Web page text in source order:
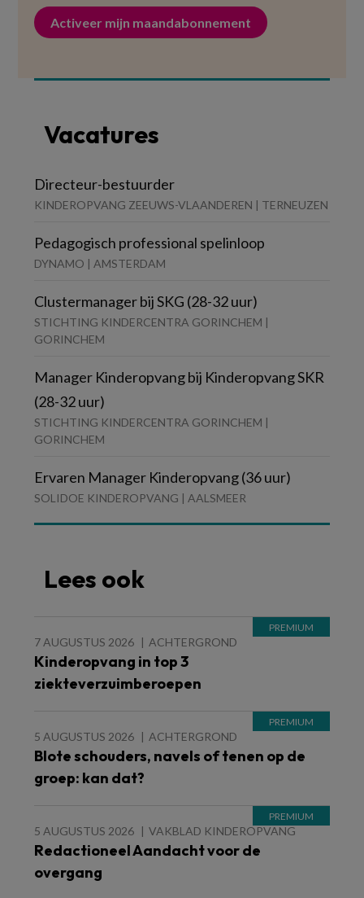
Activeer mijn maandabonnement
Vacatures
Directeur-bestuurder
KINDEROPVANG ZEEUWS-VLAANDEREN | TERNEUZEN
Pedagogisch professional spelinloop
DYNAMO | AMSTERDAM
Clustermanager bij SKG (28-32 uur)
STICHTING KINDERCENTRA GORINCHEM |
GORINCHEM
Manager Kinderopvang bij Kinderopvang SKR
(28-32 uur)
STICHTING KINDERCENTRA GORINCHEM |
GORINCHEM
Ervaren Manager Kinderopvang (36 uur)
SOLIDOE KINDEROPVANG | AALSMEER
Lees ook
7 AUGUSTUS 2026 ACHTERGROND
Kinderopvang in top 3
ziekteverzuimberoepen
5 AUGUSTUS 2026 ACHTERGROND
Blote schouders, navels of tenen op de
groep: kan dat?
5 AUGUSTUS 2026 VAKBLAD KINDEROPVANG
Redactioneel Aandacht voor de
overgang